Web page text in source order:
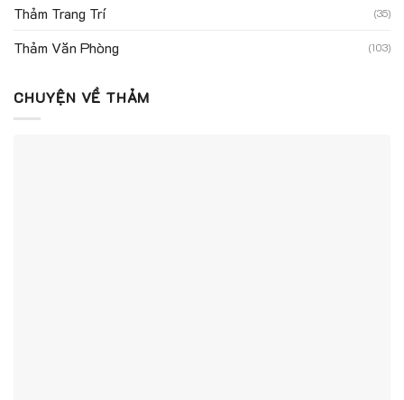
Thảm Trang Trí (35)
Thảm Văn Phòng (103)
CHUYỆN VỀ THẢM